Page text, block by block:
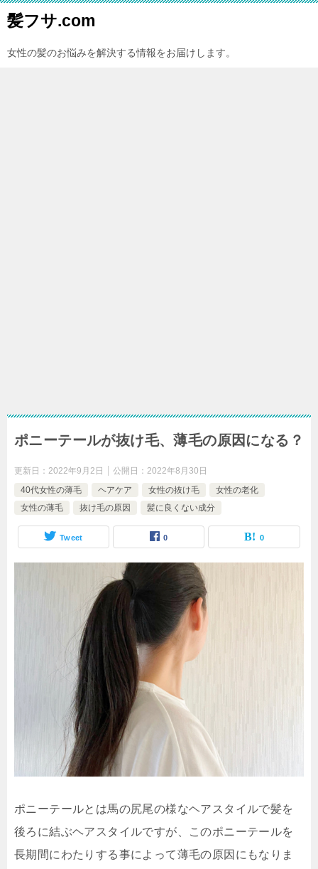
髪フサ.com
女性の髪のお悩みを解決する情報をお届けします。
ポニーテールが抜け毛、薄毛の原因になる？
更新日： 2022年9月2日 公開日： 2022年8月30日
40代女性の薄毛
ヘアケア 女性の抜け毛
女性の老化
女性の薄毛
抜け毛の原因 髪に良くない成分
Tweet 0 0
ポニーテールとは馬の尻尾の様なヘアスタイルで髪を
後ろに結ぶヘアスタイルですが、このポニーテールを
長期間にわたりする事によって薄毛の原因にもなりま